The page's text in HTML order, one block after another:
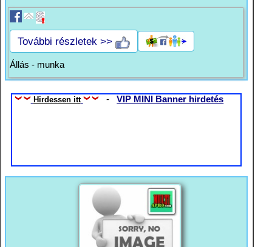
További részletek >>
Állás - munka
Hirdessen itt -VIP MINI Banner hirdetés